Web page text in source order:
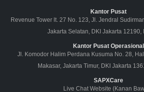
Kantor Pusat
Revenue Tower lt. 27 No. 123, Jl. Jendral
Jakarta Selatan, DKI Jakarta 12190,
Kantor Pusat Operasional
Jl. Komodor Halim Perdana Kusuma No. 28,
Makasar, Jakarta Timur, DKI Jakarta
SAPXCare
Live Chat Website (Kanan